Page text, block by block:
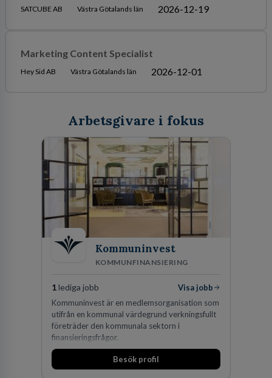
SATCUBE AB Västra Götalands län 2026-12-19
Marketing Content Specialist
Hey Sid AB Västra Götalands län 2026-12-01
Arbetsgivare i fokus
Kommuninvest
KOMMUNFINANSIERING
1lediga jobb
Visa jobb
Kommuninvest är en medlemsorganisation som
utifrån en kommunal värdegrund verkningsfullt
företräder den kommunala sektorn i
finansieringsfrågor.
Besök profil